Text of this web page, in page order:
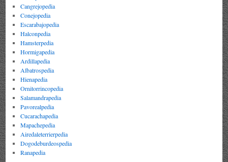
Cangrejopedia
Conejopedia
Escarabajopedia
Halconpedia
Hamsterpedia
Hormigapedia
Ardillapedia
Albatrospedia
Hienapedia
Ornitorrincopedia
Salamandrapedia
Pavorealpedia
Cucarachapedia
Mapachepedia
Airedaleterrierpedia
Dogodeburdeospedia
Ranapedia